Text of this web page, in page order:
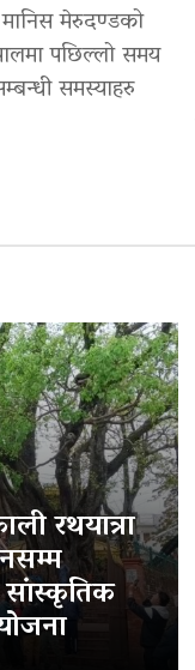
मेरुदण्डको
पछिल्लो समय
समस्याहरु
रथयात्रा
सांस्कृतिक